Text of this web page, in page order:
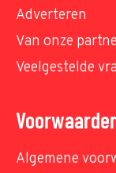
Adverteren
Van onze
Veelgestelde
Algemene